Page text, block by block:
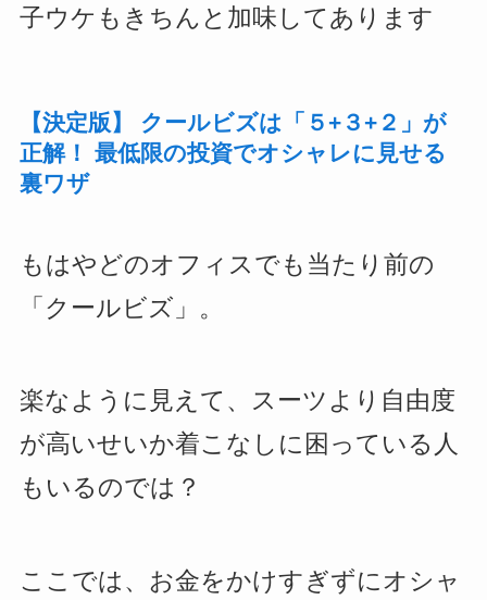
子ウケもきちんと加味してあります
【決定版】 クールビズは「５+３+２」が
正解！ 最低限の投資でオシャレに見せる
裏ワザ
もはやどのオフィスでも当たり前の
「クールビズ」。
楽なように見えて、スーツより自由度
が高いせいか着こなしに困っている人
もいるのでは？
ここでは、お金をかけすぎずにオシャ